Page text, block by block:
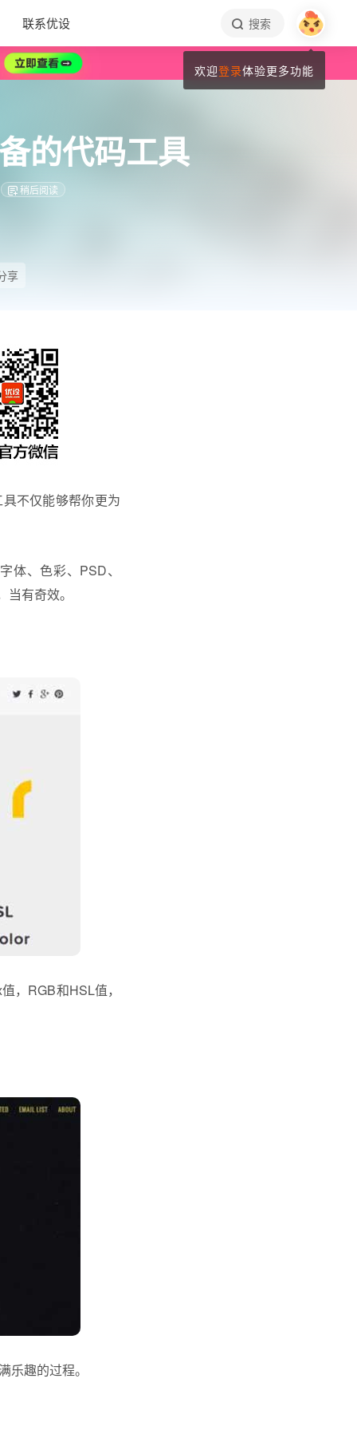
联系优设 搜索
的代码工具
稍后阅读
享
不仅能够帮你更为
体、色彩、PSD、
有奇效。
，RGB和HSL值，
趣的过程。
欢迎登录体验更多功能